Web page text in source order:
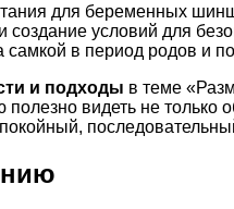
для беременных
создание условий для
в период родов и
и подходы в теме
полезно видеть не